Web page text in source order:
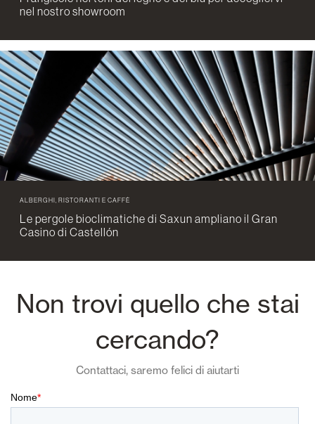
nel nostro showroom
ALBERGHI, RISTORANTI E CAFFÈ
Le pergole bioclimatiche di Saxun ampliano il Gran
Casino di Castellón
Non trovi quello che stai
cercando?
Contattaci, saremo felici di aiutarti